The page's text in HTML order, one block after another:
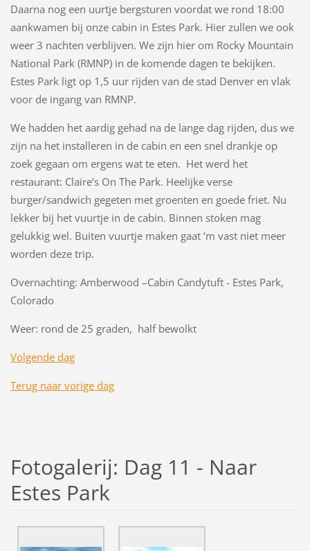
Daarna nog een uurtje bergsturen voordat we rond 18:00
aankwamen bij onze cabin in Estes Park. Hier zullen we ook
weer 3 nachten verblijven. We zijn hier om Rocky Mountain
National Park (RMNP) in de komende dagen te bekijken.
Estes Park ligt op 1,5 uur rijden van de stad Denver en vlak
voor de ingang van RMNP.
We hadden het aardig gehad na de lange dag rijden, dus we
zijn na het installeren in de cabin en een snel drankje op
zoek gegaan om ergens wat te eten. Het werd het
restaurant: Claire’s On The Park. Heelijke verse
burger/sandwich gegeten met groenten en goede friet. Nu
lekker bij het vuurtje in de cabin. Binnen stoken mag
gelukkig wel. Buiten vuurtje maken gaat ‘m vast niet meer
worden deze trip.
Overnachting: Amberwood –Cabin Candytuft - Estes Park,
Colorado
Weer: rond de 25 graden, half bewolkt
Volgende dag
Terug naar vorige dag
Fotogalerij: Dag 11 - Naar
Estes Park